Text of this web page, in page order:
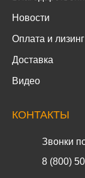
Новости
Оплата и лизинг
Доставка
Видео
КОНТАКТЫ
Звонки
8 (800)